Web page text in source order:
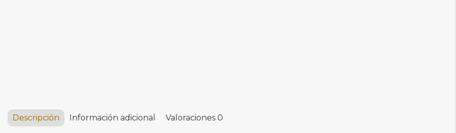
Descripción Información adicional Valoraciones 0